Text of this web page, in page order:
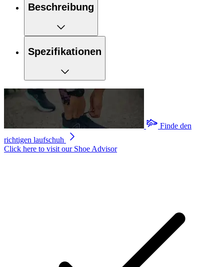
Beschreibung
Spezifikationen
Finde den
richtigen laufschuh
Click here to visit our Shoe Advisor